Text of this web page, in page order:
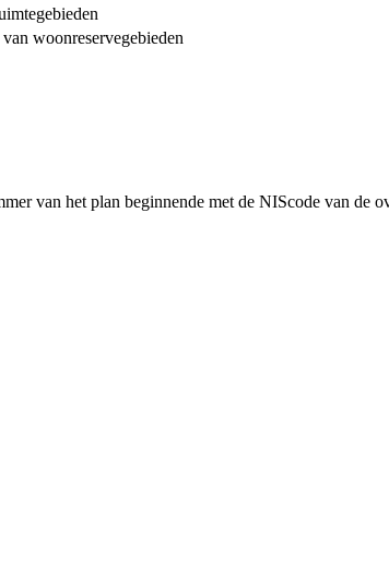
woonreservegebieden
van het plan beginnende met de NIScode van de